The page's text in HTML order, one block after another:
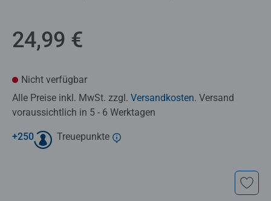
24,99 €
Nicht verfügbar
Alle Preise inkl. MwSt. zzgl. Versandkosten. Versand
voraussichtlich in 5 - 6 Werktagen
+250 Treuepunkte